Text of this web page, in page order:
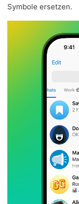
Symbole ersetzen.